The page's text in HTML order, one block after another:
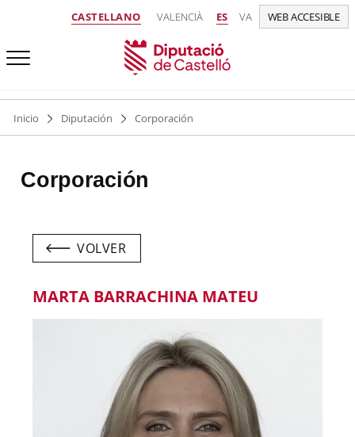
CASTELLANO VALENCIÀ ES VA WEB ACCESIBLE
Inicio Diputación Corporación
Corporación
VOLVER
MARTA BARRACHINA MATEU